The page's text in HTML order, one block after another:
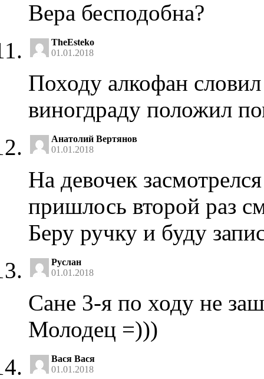
Вера бесподобна?
TheEsteko
01.01.2018
Походу алкофан
виногдраду положил
Анатолий Вертянов
01.01.2018
На девочек
пришлось второй раз
Беру ручку и буду
Руслан
01.01.2018
Сане 3-я по ходу не
Молодец =)))
Вася Вася
01.01.2018